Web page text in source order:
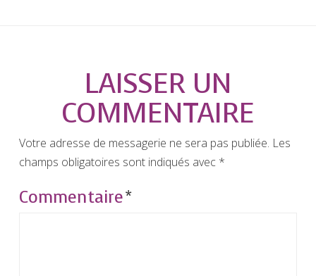
LAISSER UN
COMMENTAIRE
Votre adresse de messagerie ne sera pas publiée. Les
champs obligatoires sont indiqués avec *
Commentaire*